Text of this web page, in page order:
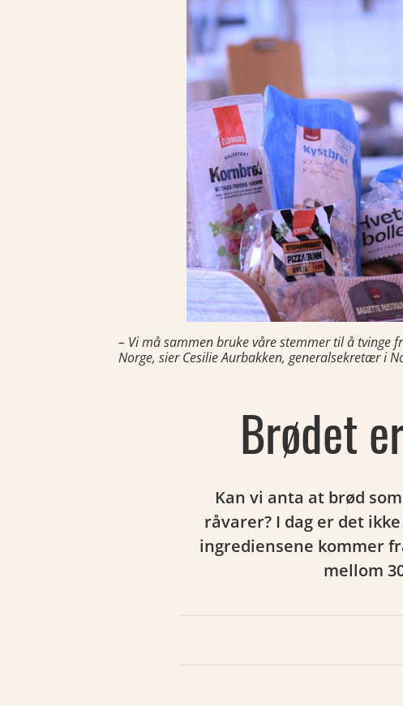
– Vi må sammen bruke våre stemmer til å tvinge
Norge, sier Cesilie Aurbakken, generalsekretær i
Brødet
Kan vi anta at brød
råvarer? I dag er det
ingrediensene kommer
mellom